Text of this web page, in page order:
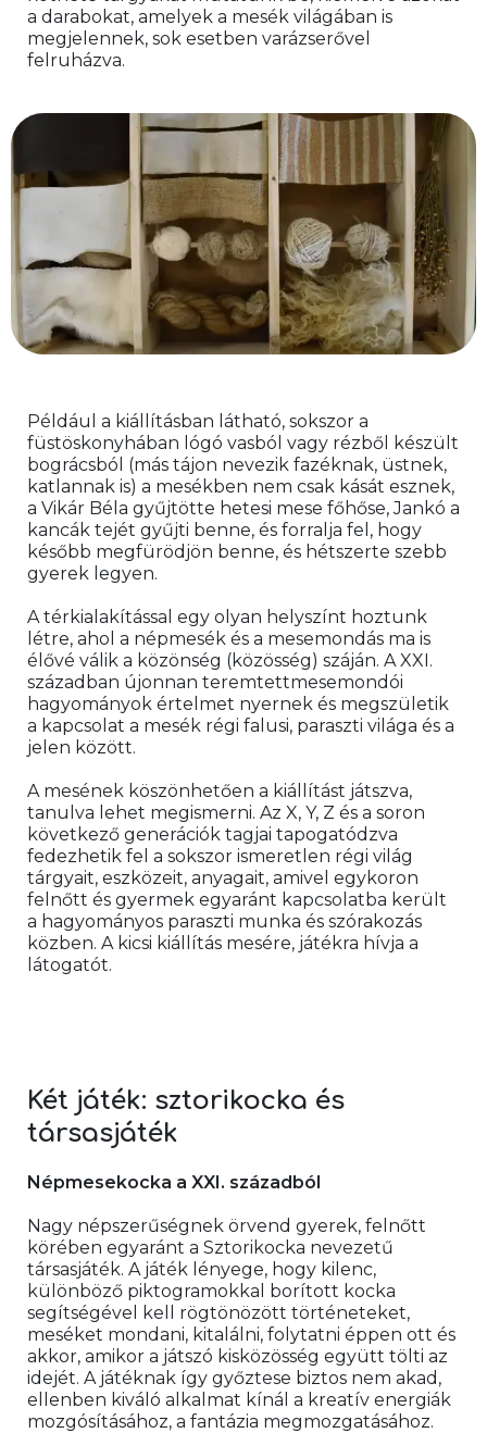
a darabokat, amelyek a mesék világában is
megjelennek, sok esetben varázserővel
felruházva.
Például a kiállításban látható, sokszor a
füstöskonyhában lógó vasból vagy rézből készült
bográcsból (más tájon nevezik fazéknak, üstnek,
katlannak is) a mesékben nem csak kását esznek,
a Vikár Béla gyűjtötte hetesi mese főhőse, Jankó a
kancák tejét gyűjti benne, és forralja fel, hogy
később megfürödjön benne, és hétszerte szebb
gyerek legyen.
A térkialakítással egy olyan helyszínt hoztunk
létre, ahol a népmesék és a mesemondás ma is
élővé válik a közönség (közösség) száján. A XXI.
században újonnan teremtettmesemondói
hagyományok értelmet nyernek és megszületik
a kapcsolat a mesék régi falusi, paraszti világa és a
jelen között.
A mesének köszönhetően a kiállítást játszva,
tanulva lehet megismerni. Az X, Y, Z és a soron
következő generációk tagjai tapogatódzva
fedezhetik fel a sokszor ismeretlen régi világ
tárgyait, eszközeit, anyagait, amivel egykoron
felnőtt és gyermek egyaránt kapcsolatba került
a hagyományos paraszti munka és szórakozás
közben. A kicsi kiállítás mesére, játékra hívja a
látogatót.
Két játék: sztorikocka és
társasjáték
Népmesekocka a XXI. századból
Nagy népszerűségnek örvend gyerek, felnőtt
körében egyaránt a Sztorikocka nevezetű
társasjáték. A játék lényege, hogy kilenc,
különböző piktogramokkal borított kocka
segítségével kell rögtönözött történeteket,
meséket mondani, kitalálni, folytatni éppen ott és
akkor, amikor a játszó kisközösség együtt tölti az
idejét. A játéknak így győztese biztos nem akad,
ellenben kiváló alkalmat kínál a kreatív energiák
mozgósításához, a fantázia megmozgatásához.